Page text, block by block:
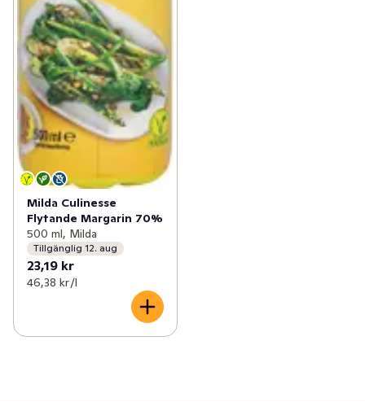
Milda Culinesse
Flytande Margarin 70%
500 ml, Milda
Tillgänglig 12. aug
23,19 kr
46,38 kr /l